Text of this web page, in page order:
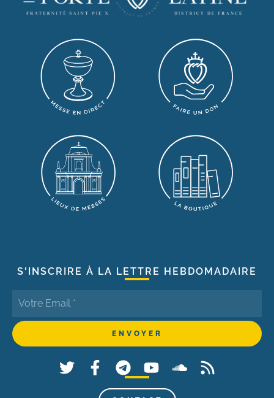
S'INSCRIRE À LA LETTRE HEBDOMADAIRE